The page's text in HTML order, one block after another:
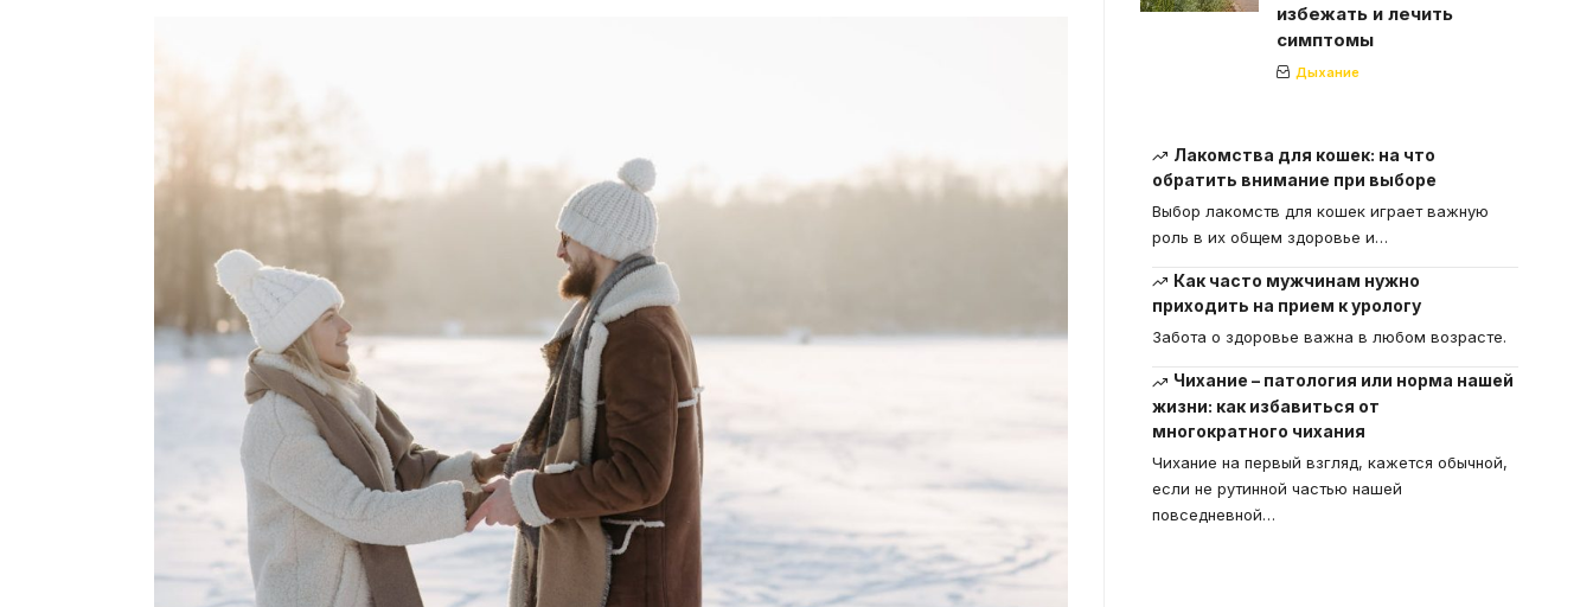
избежать и лечить
симптомы
Дыхание
Лакомства для кошек: на что
обратить внимание при выборе
Выбор лакомств для кошек играет важную
роль в их общем здоровье и…
Как часто мужчинам нужно
приходить на прием к урологу
Забота о здоровье важна в любом возрасте.
Чихание – патология или норма нашей
жизни: как избавиться от
многократного чихания
Чихание на первый взгляд, кажется обычной,
если не рутинной частью нашей
повседневной…